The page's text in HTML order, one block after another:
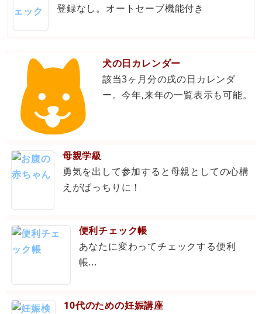
登録なし。オートセーブ機能付き
犬の日カレンダー
該当3ヶ月分の戌の日カレンダ
ー。今年,来年の一覧表示も可能。
母親学級
勇気を出して参加すると母親としての心構
えがばっちりに！
便利チェック帳
あなたに変わってチェックする便利
帳...
10代のための妊娠講座